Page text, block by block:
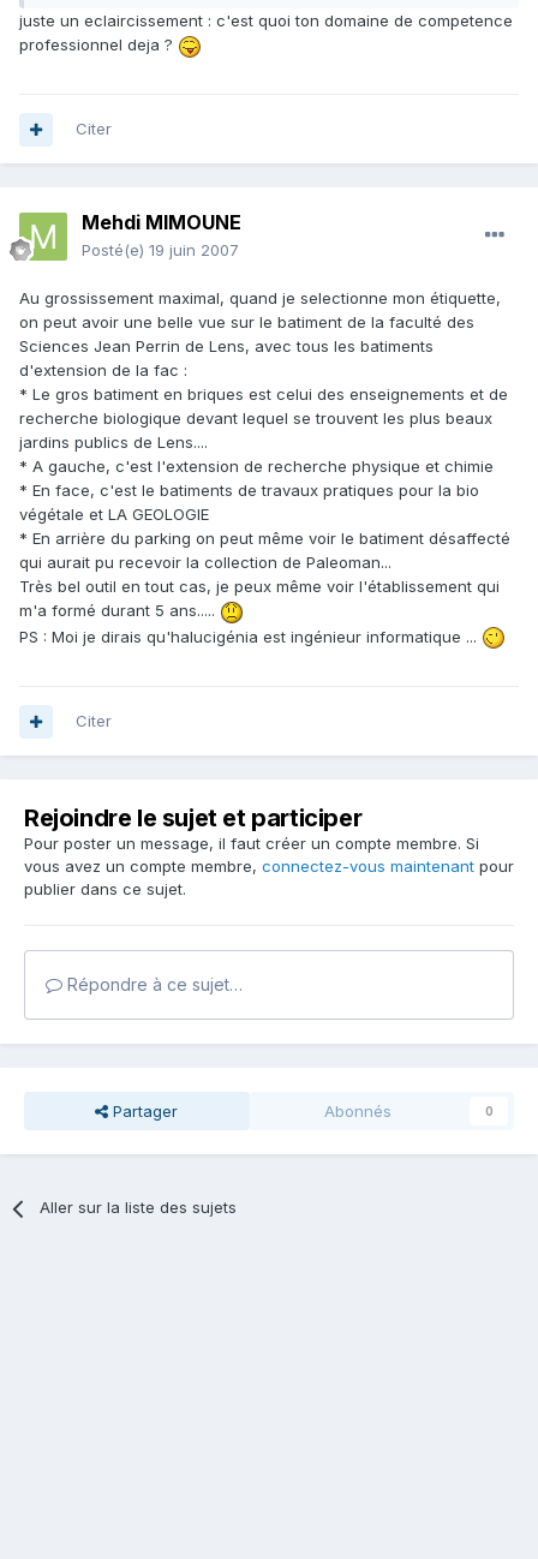
juste un eclaircissement : c'est quoi ton domaine de competence
professionnel deja ?
Citer
Mehdi MIMOUNE
Posté(e) 19 juin 2007
Au grossissement maximal, quand je selectionne mon étiquette,
on peut avoir une belle vue sur le batiment de la faculté des
Sciences Jean Perrin de Lens, avec tous les batiments
d'extension de la fac :
* Le gros batiment en briques est celui des enseignements et de
recherche biologique devant lequel se trouvent les plus beaux
jardins publics de Lens....
* A gauche, c'est l'extension de recherche physique et chimie
* En face, c'est le batiments de travaux pratiques pour la bio
végétale et LA GEOLOGIE
* En arrière du parking on peut même voir le batiment désaffecté
qui aurait pu recevoir la collection de Paleoman...
Très bel outil en tout cas, je peux même voir l'établissement qui
m'a formé durant 5 ans.....
PS : Moi je dirais qu'halucigénia est ingénieur informatique ...
Citer
Rejoindre le sujet et participer
Pour poster un message, il faut créer un compte membre. Si
vous avez un compte membre, connectez-vous maintenant pour
publier dans ce sujet.
Répondre à ce sujet…
Partager Abonnés 0
Aller sur la liste des sujets